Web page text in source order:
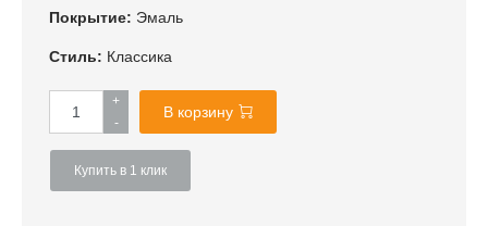
Покрытие: Эмаль
Стиль: Классика
+
-
В корзину
Купить в 1 клик